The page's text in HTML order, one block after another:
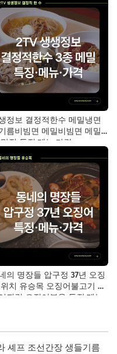
정보 결정적한수 메밀냉면
름비빔면 메밀비빔면 메밀
집 특징·메뉴·가격
의 명장들 압구정 37년 오징
치 유승목 오징어불고기 오
튀김 오징어볶음 특징·메뉴·
셰프 조선간장 생들기름